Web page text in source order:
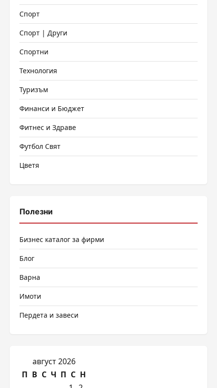
Спорт
Спорт | Други
Спортни
Технология
Туризъм
Финанси и Бюджет
Фитнес и Здраве
Футбол Свят
Цветя
Полезни
Бизнес каталог за фирми
Блог
Варна
Имоти
Пердета и завеси
август 2026
П В С Ч П С Н